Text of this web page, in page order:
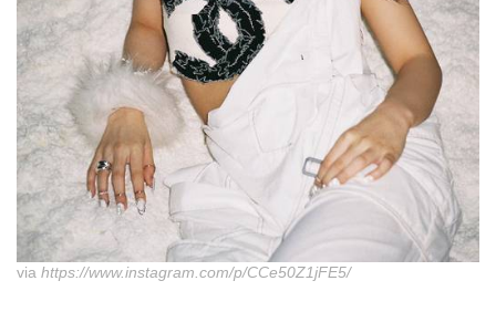
via https://www.instagram.com/p/CCe50Z1jFE5/